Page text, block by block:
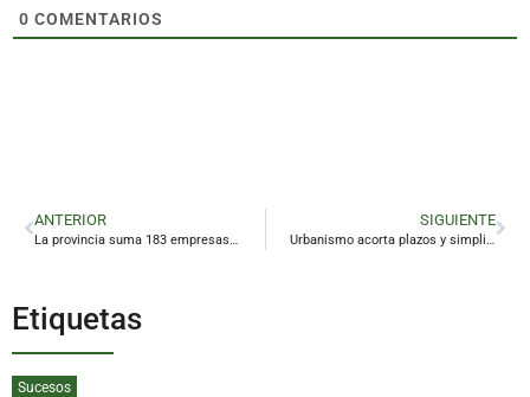
0 COMENTARIOS
ANTERIOR SIGUIENTE
Etiquetas
Sucesos